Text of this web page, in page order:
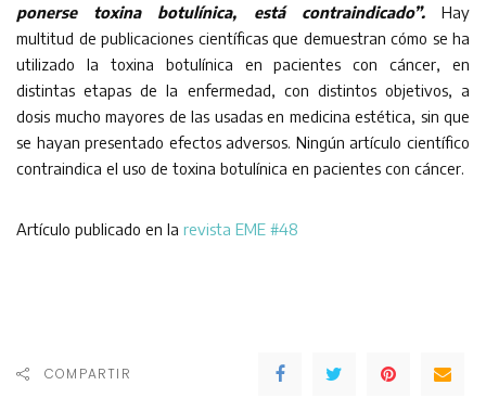
ponerse toxina botulínica, está contraindicado”. Hay
multitud de publicaciones científicas que demuestran cómo se ha
utilizado la toxina botulínica en pacientes con cáncer, en
distintas etapas de la enfermedad, con distintos objetivos, a
dosis mucho mayores de las usadas en medicina estética, sin que
se hayan presentado efectos adversos. Ningún artículo científico
contraindica el uso de toxina botulínica en pacientes con cáncer.
Artículo publicado en la revista EME #48
COMPARTIR